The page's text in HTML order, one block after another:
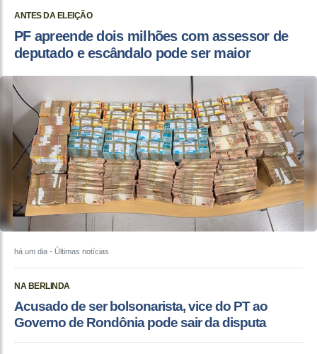
ANTES DA ELEIÇÃO
PF apreende dois milhões com assessor de
deputado e escândalo pode ser maior
há um dia - Últimas notícias
NA BERLINDA
Acusado de ser bolsonarista, vice do PT ao
Governo de Rondônia pode sair da disputa